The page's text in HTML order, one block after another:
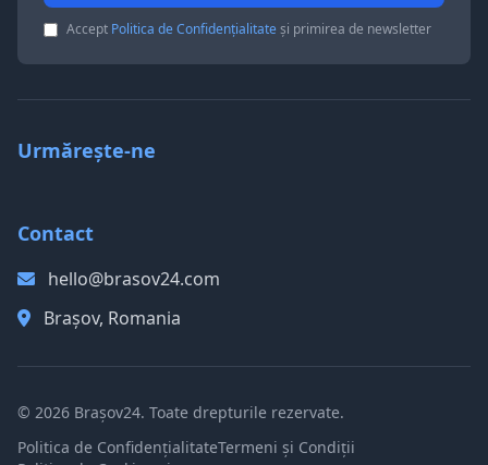
Accept Politica de Confidențialitateși primirea de newsletter
Urmărește-ne
Contact
hello@brasov24.com
Brașov, Romania
© 2026 Brașov24. Toate drepturile rezervate.
Politica de ConfidențialitateTermeni și Condiții